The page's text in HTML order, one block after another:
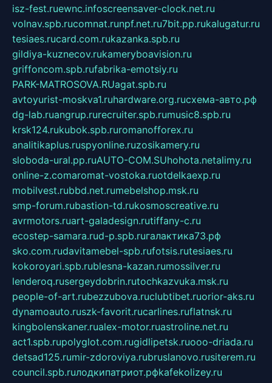
isz-fest.ruewnc.infoscreensaver-clock.net.ru
volnav.spb.rucomnat.runpf.net.ru7bit.pp.rukalugatur.ru
tesiaes.rucard.com.rukazanka.spb.ru
gildiya-kuznecov.rukameryboavision.ru
griffoncom.spb.rufabrika-emotsiy.ru
PARK-MATROSOVA.RUagat.spb.ru
avtoyurist-moskva1.ruhardware.org.ruсхема-авто.рф
dg-lab.ruangrup.rurecruiter.spb.rumusic8.spb.ru
krsk124.rukubok.spb.ruromanofforex.ru
analitikaplus.ruspyonline.ruzosikamery.ru
sloboda-ural.pp.ruAUTO-COM.SUhohota.netalimy.ru
online-z.comaromat-vostoka.ruotdelkaexp.ru
mobilvest.rubbd.net.rumebelshop.msk.ru
smp-forum.rubastion-td.rukosmoscreative.ru
avrmotors.ruart-galadesign.rutiffany-c.ru
ecostep-samara.rud-p.spb.ruгалактика73.рф
sko.com.rudavitamebel-spb.rufotsis.rutesiaes.ru
kokoroyari.spb.rublesna-kazan.rumossilver.ru
lenderoq.rusergeydobrin.rutochkazvuka.msk.ru
people-of-art.rubezzubova.ruclubtibet.ruorior-aks.ru
dynamoauto.ruszk-favorit.rucarlines.ruflatnsk.ru
kingbolenskaner.rualex-motor.ruastroline.net.ru
act1.spb.rupolyglot.com.rugidlipetsk.ruooo-driada.ru
detsad125.rumir-zdoroviya.rubruslanovo.rusiterem.ru
council.spb.ruлодкипатриот.рфkafekolizey.ru